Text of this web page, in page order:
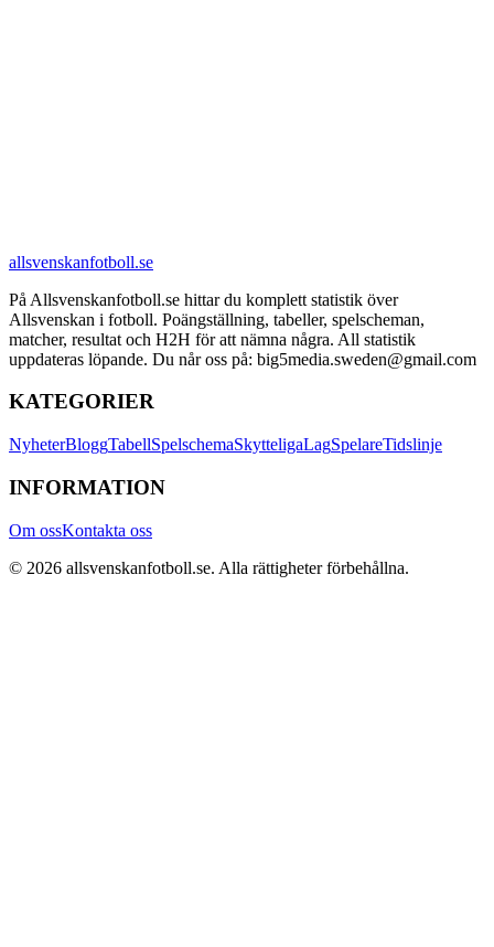
allsvenskanfotboll.se
På Allsvenskanfotboll.se hittar du komplett statistik över
Allsvenskan i fotboll. Poängställning, tabeller, spelscheman,
matcher, resultat och H2H för att nämna några. All statistik
uppdateras löpande. Du når oss på: big5media.sweden@gmail.com
KATEGORIER
NyheterBloggTabellSpelschemaSkytteligaLagSpelareTidslinje
INFORMATION
Om ossKontakta oss
© 2026 allsvenskanfotboll.se. Alla rättigheter förbehållna.